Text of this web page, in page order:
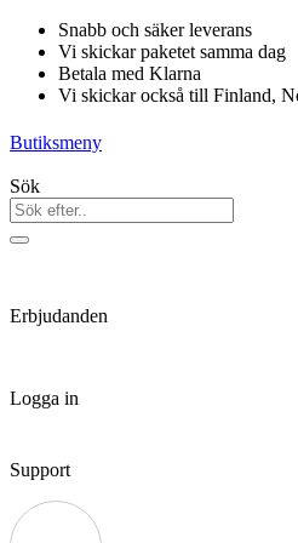
Hoppa
innehåll
Snabb och säker leverans
Vi skickar paketet samma dag
Betala med Klarna
Vi skickar också till Finland,
Butiksmeny
Sök
Erbjudanden
Logga in
Support